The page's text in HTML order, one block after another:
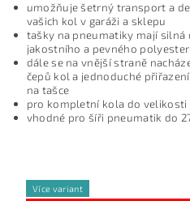
umožňuje šetrný transport a
vašich kol v garáži a sklepu
tašky na pneumatiky mají silná
jakostního a pevného
dále se na vnější straně
čepů kol a jednoduché
na tašce
pro kompletní kola do velikosti
vhodné pro šíři pneumatik do
Více variant